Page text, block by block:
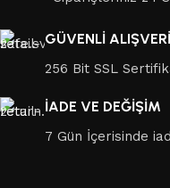
GÜVENLİ
256 Bit SSL
İADE VE DEĞİŞİM
7 Gün İçerisinde